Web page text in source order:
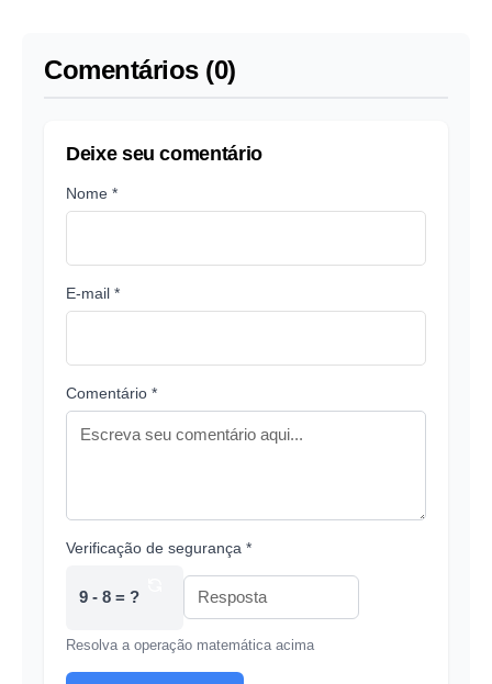
Comentários (0)
Deixe seu comentário
Nome *
E-mail *
Comentário *
Verificação de segurança *
9 - 8 = ?
Resolva a operação matemática acima